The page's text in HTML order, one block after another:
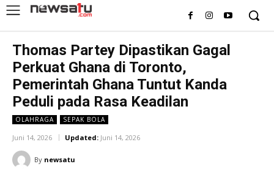
Thomas Partey Dipastikan Gagal
Perkuat Ghana di Toronto,
Pemerintah Ghana Tuntut Kanda
Peduli pada Rasa Keadilan
OLAHRAGA SEPAK BOLA
Juni 14, 2026 Updated: Juni 14, 2026
By newsatu